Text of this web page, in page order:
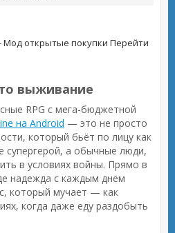
Мод открытые покупки Перейти
выживание
RPG с мега-бюджетной
на Android — это не просто
который бьёт по лицу как
супергерой, а обычные люди,
в условиях войны. Прямо в
надежда с каждым днем
который мучает — как
когда даже еду раздобыть